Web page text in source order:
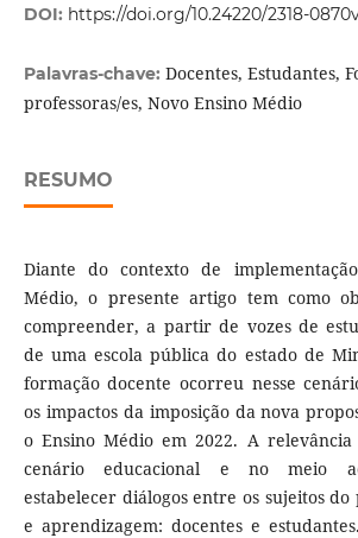
DOI: https://doi.org/10.24220/2318-
Palavras-chave: Docentes, Estudantes,
professoras/es, Novo Ensino Médio
RESUMO
Diante do contexto de
Médio, o presente artigo tem como
compreender, a partir de vozes de
de uma escola pública do estado de
formação docente ocorreu nesse
os impactos da imposição da nova
o Ensino Médio em 2022. A
cenário educacional e no meio
estabelecer diálogos entre os sujeitos do
e aprendizagem: docentes e